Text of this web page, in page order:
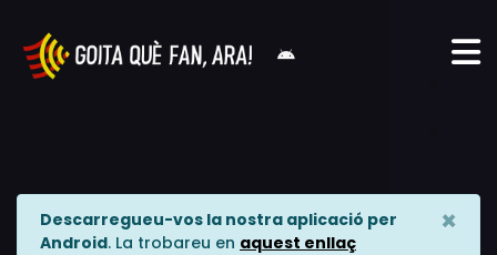
Descarregueu-vos la nostra aplicació per
Android. La trobareu en aquest enllaç
×